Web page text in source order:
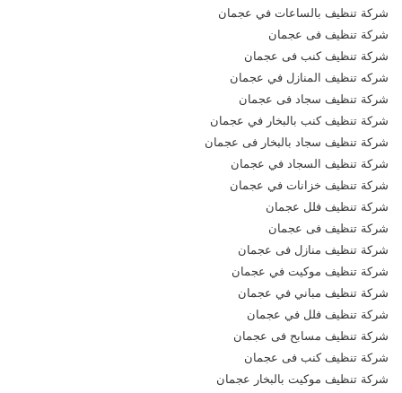
شركة تنظيف بالساعات في عجمان
شركة تنظيف فى عجمان
شركة تنظيف كنب فى عجمان
شركه تنظيف المنازل في عجمان
شركة تنظيف سجاد فى عجمان
شركة تنظيف كنب بالبخار في عجمان
شركة تنظيف سجاد بالبخار فى عجمان
شركة تنظيف السجاد في عجمان
شركة تنظيف خزانات في عجمان
شركة تنظيف فلل عجمان
شركة تنظيف فى عجمان
شركة تنظيف منازل فى عجمان
شركة تنظيف موكيت في عجمان
شركة تنظيف مباني في عجمان
شركة تنظيف فلل في عجمان
شركة تنظيف مسابح فى عجمان
شركة تنظيف كنب فى عجمان
شركة تنظيف موكيت بالبخار عجمان